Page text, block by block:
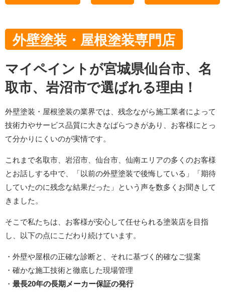
外壁塗装・屋根塗装専門店
マイペイントが宮城県仙台市、名
取市、岩沼市で選ばれる理由！
外壁塗装・屋根塗装の業界では、残念ながら施工業者によって
技術力やサービス品質に大きなばらつきがあり、お客様にとっ
て分かりにくいのが実情です。
これまで名取市、岩沼市、仙台市、仙南エリアの多くのお客様
とお話しする中で、「以前の外壁塗装で後悔している」「期待
していたのに残念な結果だった」という声を数多くお聞きして
きました。
そこで私たちは、お客様が安心して任せられる塗装店を目指
し、以下の点にこだわり続けています。
・外壁や屋根の正確な診断と、それに基づく的確なご提案
・確かな施工技術と徹底した現場管理
・ 最長20年の長期メーカー保証の発行